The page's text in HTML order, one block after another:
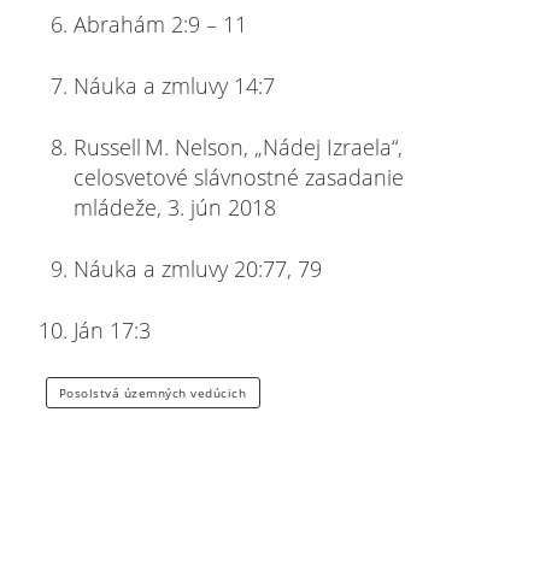
Abrahám 2:9 – 11
Náuka a zmluvy 14:7
Russell M. Nelson, „Nádej Izraela“,
celosvetové slávnostné zasadanie
mládeže, 3. jún 2018
Náuka a zmluvy 20:77, 79
Ján 17:3
Posolstvá územných vedúcich